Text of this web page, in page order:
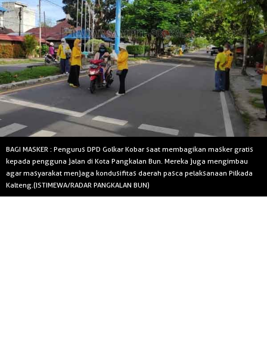
BAGI MASKER : Pengurus DPD Golkar Kobar saat membagikan masker gratis
kepada pengguna jalan di Kota Pangkalan Bun. Mereka juga mengimbau
agar masyarakat menjaga kondusifitas daerah pasca pelaksanaan Pilkada
Kalteng.(ISTIMEWA/RADAR PANGKALAN BUN)